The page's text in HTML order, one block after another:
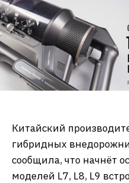
Китайский
гибридных
сообщила, что начнёт
моделей L7, L8, L9